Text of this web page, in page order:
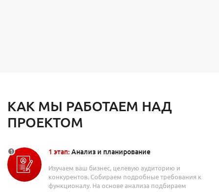
КАК МЫ РАБОТАЕМ НАД
ПРОЕКТОМ
1 этап: Анализ и планирование
Изучаем ваш бизнес, целевую аудиторию и
конкурентов. Собираем подробные требования к
функционалу. На основе анализа подбираем